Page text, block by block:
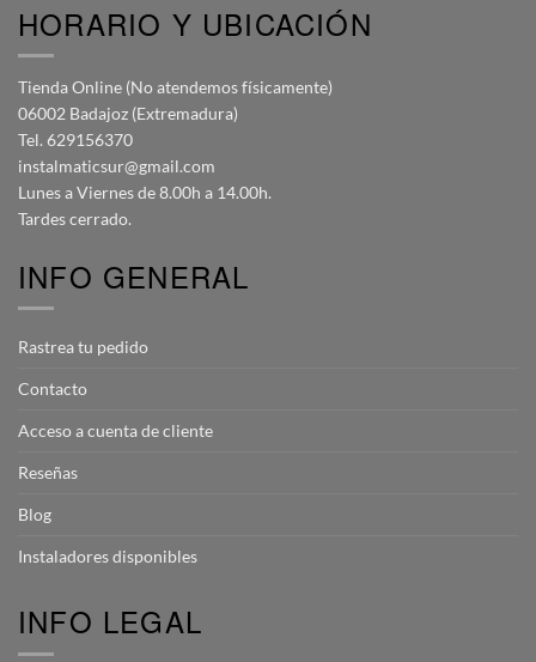
HORARIO Y UBICACIÓN
Tienda Online (No atendemos físicamente)
06002 Badajoz (Extremadura)
Tel. 629156370
instalmaticsur@gmail.com
Lunes a Viernes de 8.00h a 14.00h.
Tardes cerrado.
INFO GENERAL
Rastrea tu pedido
Contacto
Acceso a cuenta de cliente
Reseñas
Blog
Instaladores disponibles
INFO LEGAL